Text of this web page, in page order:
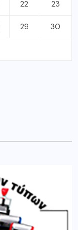
22 23
29 30